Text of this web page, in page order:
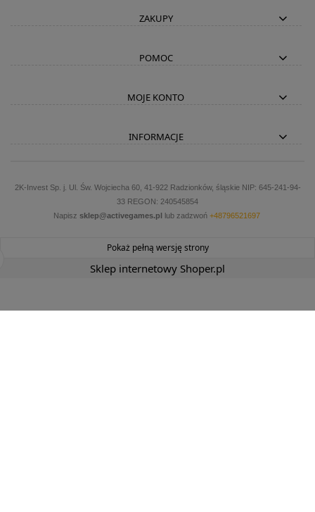
ZAKUPY
POMOC
MOJE KONTO
INFORMACJE
2K-Invest Sp. j. Ul. Św. Wojciecha 60, 41-922 Radzionków, śląskie NIP: 645-241-94-
33 REGON: 240545854
Napisz sklep@activegames.pl lub zadzwoń +48796521697
Pokaż pełną wersję strony
Sklep internetowy Shoper.pl